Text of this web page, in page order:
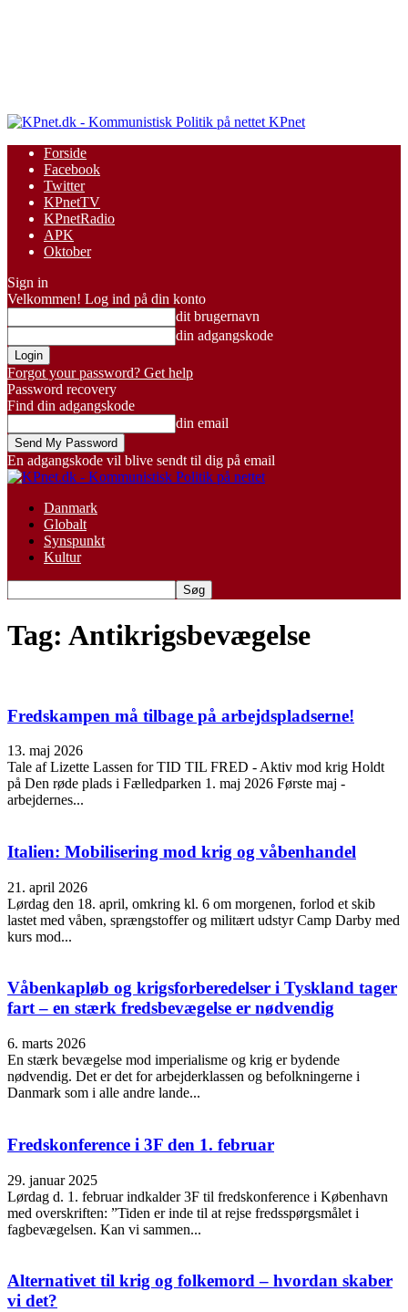
KPnet
Forside
Facebook
Twitter
KPnetTV
KPnetRadio
APK
Oktober
Sign in
Velkommen! Log ind på din konto
dit brugernavn
din adgangskode
Forgot your password? Get help
Password recovery
Find din adgangskode
din email
En adgangskode vil blive sendt til dig på email
Danmark
Globalt
Synspunkt
Kultur
Tag: Antikrigsbevægelse
Fredskampen må tilbage på arbejdspladserne!
13. maj 2026
Tale af Lizette Lassen for TID TIL FRED - Aktiv mod krig Holdt
på Den røde plads i Fælledparken 1. maj 2026 Første maj -
arbejdernes...
Italien: Mobilisering mod krig og våbenhandel
21. april 2026
Lørdag den 18. april, omkring kl. 6 om morgenen, forlod et skib
lastet med våben, sprængstoffer og militært udstyr Camp Darby med
kurs mod...
Våbenkapløb og krigsforberedelser i Tyskland tager
fart – en stærk fredsbevægelse er nødvendig
6. marts 2026
En stærk bevægelse mod imperialisme og krig er bydende
nødvendig. Det er det for arbejderklassen og befolkningerne i
Danmark som i alle andre lande...
Fredskonference i 3F den 1. februar
29. januar 2025
Lørdag d. 1. februar indkalder 3F til fredskonference i København
med overskriften: ”Tiden er inde til at rejse fredsspørgsmålet i
fagbevægelsen. Kan vi sammen...
Alternativet til krig og folkemord – hvordan skaber
vi det?